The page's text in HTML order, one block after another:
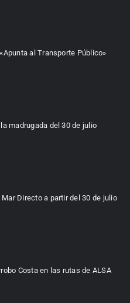
al Transporte Público»
madrugada del 30 de julio
Directo a partir del 30 de julio
Costa en las rutas de ALSA